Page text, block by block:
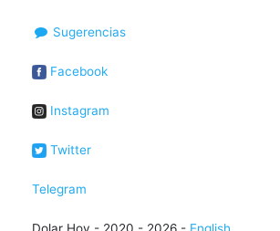
Sugerencias
Facebook
Instagram
Twitter
Telegram